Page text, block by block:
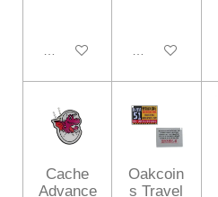
In winkelwagen In winkelwagen
Cache
Advance
Oakcoin
s Travel